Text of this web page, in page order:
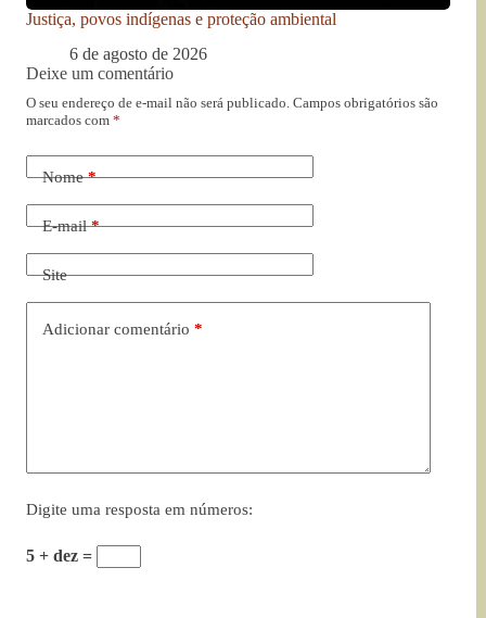
Justiça, povos indígenas e proteção ambiental
6 de agosto de 2026
Deixe um comentário
O seu endereço de e-mail não será publicado. Campos obrigatórios são
marcados com *
Nome*
E-mail*
Site
Adicionar comentário *
Digite uma resposta em números:
5 + dez =